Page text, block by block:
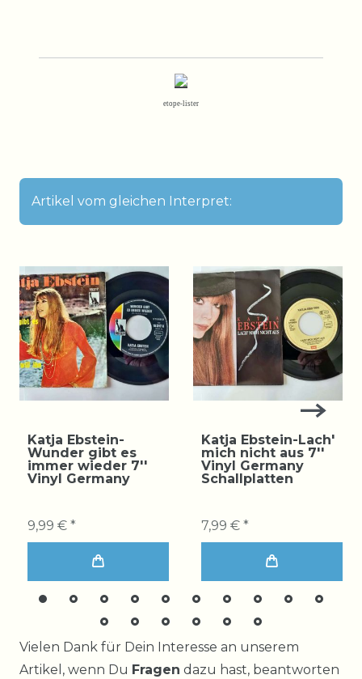
etope-lister
Artikel vom gleichen Interpret:
Katja Ebstein-
Wunder gibt es
immer wieder 7''
Vinyl Germany
9,99 € *
Katja Ebstein-Lach'
mich nicht aus 7''
Vinyl Germany
Schallplatten
7,99 € *
Vielen Dank für Dein Interesse an unserem
Artikel, wenn Du Fragen dazu hast, beantworten
Ceres::Template.mailFormHoneypotLabel